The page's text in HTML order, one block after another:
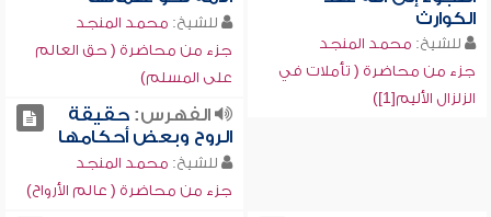
الكوارث
للشيخ: محمد المنجد
جزء من محاضرة ( تأملات في
الزلزال الأليم[1])
للشيخ: محمد المنجد
جزء من محاضرة ( حق العالم
على المسلم)
الفهرس:حقيقة
الروح وبعض أحكامها
للشيخ: محمد المنجد
جزء من محاضرة ( عالم الأرواح)